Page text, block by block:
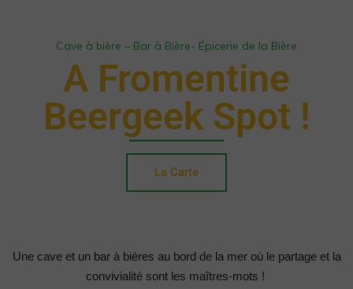
Cave à bière – Bar à Bière- Épicerie de la Bière
A Fromentine
Beergeek Spot !
La Carte
convivialité sont les maîtres-mots !